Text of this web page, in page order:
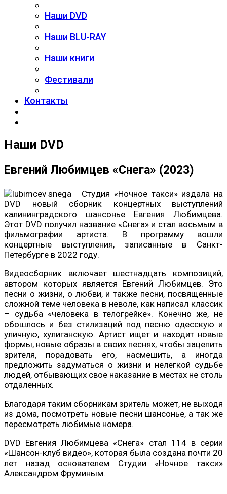
Наши DVD
Наши BLU-RAY
Наши книги
Фестивали
Контакты
Наши DVD
Евгений Любимцев «Снега» (2023)
Студия «Ночное такси» издала на
DVD новый сборник концертных выступлений
калининградского шансонье Евгения Любимцева.
Этот DVD получил название «Снега» и стал восьмым в
фильмографии артиста. В программу вошли
концертные выступления, записанные в Санкт-
Петербурге в 2022 году.
Видеосборник включает шестнадцать композиций,
автором которых является Евгений Любимцев. Это
песни о жизни, о любви, и также песни, посвященные
сложной теме человека в неволе, как написал классик
– судьба «человека в телогрейке». Конечно же, не
обошлось и без стилизаций под песню одесскую и
уличную, хулиганскую. Артист ищет и находит новые
формы, новые образы в своих песнях, чтобы зацепить
зрителя, порадовать его, насмешить, а иногда
предложить задуматься о жизни и нелегкой судьбе
людей, отбывающих свое наказание в местах не столь
отдаленных.
Благодаря таким сборникам зритель может, не выходя
из дома, посмотреть новые песни шансонье, а так же
пересмотреть любимые номера.
DVD Евгения Любимцева «Снега» стал 114 в серии
«Шансон-клуб видео», которая была создана почти 20
лет назад основателем Студии «Ночное такси»
Александром Фруминым.